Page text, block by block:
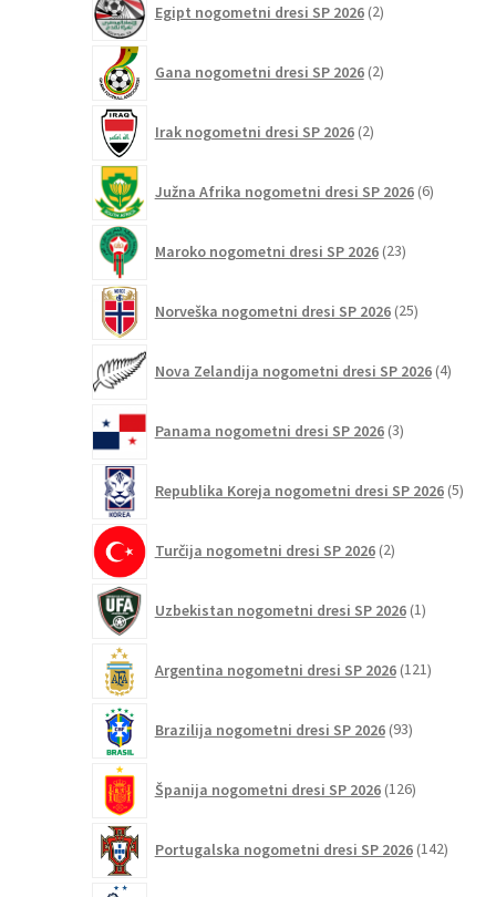
Egipt nogometni dresi SP 2026 2izdelka
Gana nogometni dresi SP 2026 2izdelka
Irak nogometni dresi SP 2026 2izdelka
Južna Afrika nogometni dresi SP 2026 6izdelkov
Maroko nogometni dresi SP 2026 23izdelkov
Norveška nogometni dresi SP 2026 25izdelkov
Nova Zelandija nogometni dresi SP 2026 4izdelki
Panama nogometni dresi SP 2026 3izdelki
Republika Koreja nogometni dresi SP 2026 5
Turčija nogometni dresi SP 2026 2izdelka
Uzbekistan nogometni dresi SP 2026 1izdelek
Argentina nogometni dresi SP 2026 121izdelkov
Brazilija nogometni dresi SP 2026 93izdelkov
Španija nogometni dresi SP 2026 126izdelkov
Portugalska nogometni dresi SP 2026 142